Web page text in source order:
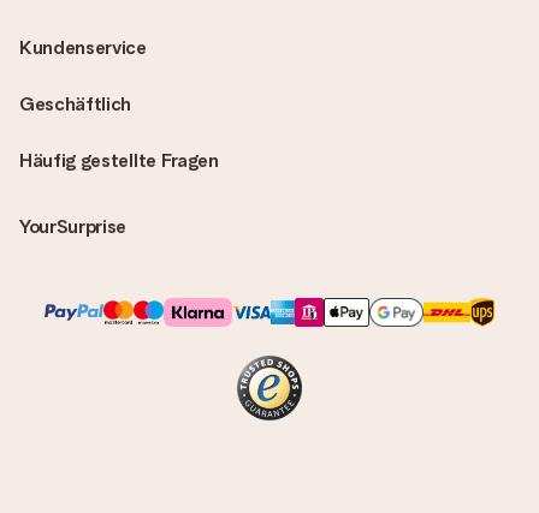
Häufig gestellte Fragen
YourSurprise
Kundenservice
Geschäftlich